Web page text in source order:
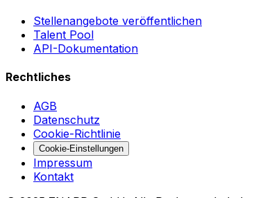
Stellenangebote veröffentlichen
Talent Pool
API-Dokumentation
Rechtliches
AGB
Datenschutz
Cookie-Richtlinie
Cookie-Einstellungen
Impressum
Kontakt